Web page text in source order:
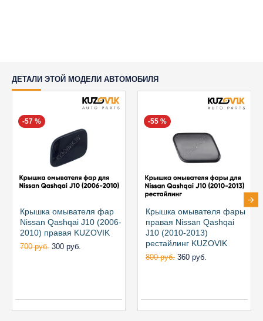
ДЕТАЛИ ЭТОЙ МОДЕЛИ АВТОМОБИЛЯ
-57 %
Крышка омывателя фар
Nissan Qashqai J10 (2006-
2010) правая KUZOVIK
700 руб. 300 руб.
-55 %
Крышка омывателя фары
правая Nissan Qashqai
J10 (2010-2013)
рестайлинг KUZOVIK
800 руб. 360 руб.